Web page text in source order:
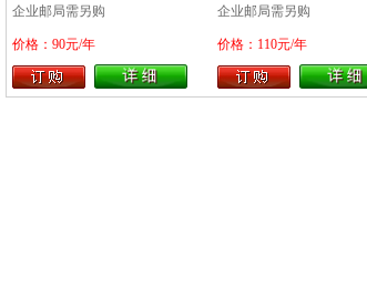
企业邮局需另购
价格：90元/年
企业邮局需另购
价格：110元/年